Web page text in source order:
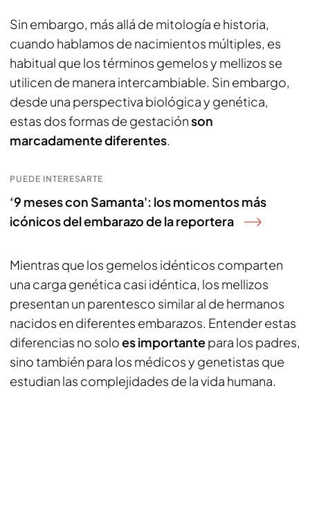
Sin embargo, más allá de mitología e historia,
cuando hablamos de nacimientos múltiples, es
habitual que los términos gemelos y mellizos se
utilicen de manera intercambiable. Sin embargo,
desde una perspectiva biológica y genética,
estas dos formas de gestaciónson
marcadamente diferentes.
PUEDE INTERESARTE
‘9 meses con Samanta': los momentos más
icónicos del embarazo de la reportera
Mientras que los gemelos idénticos comparten
una carga genética casi idéntica, los mellizos
presentan un parentesco similar al de hermanos
nacidos en diferentes embarazos. Entender estas
diferencias no soloes importantepara los padres,
sino también para los médicos y genetistas que
estudian las complejidades de la vida humana.